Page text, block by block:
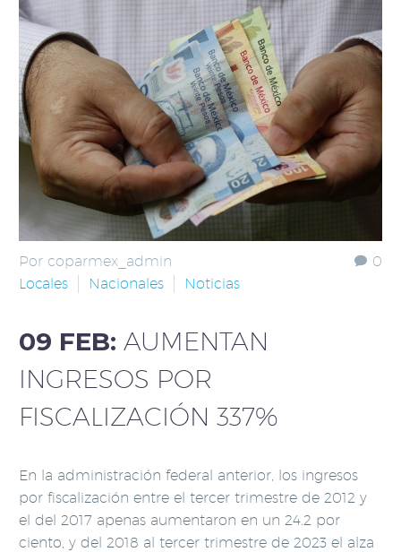
0
Por coparmex_admin
Locales
Nacionales Noticias
09 FEB: AUMENTAN
INGRESOS POR
FISCALIZACIÓN 337%
En la administración federal anterior, los ingresos
por fiscalización entre el tercer trimestre de 2012 y
el del 2017 apenas aumentaron en un 24.2 por
ciento, y del 2018 al tercer trimestre de 2023 el alza